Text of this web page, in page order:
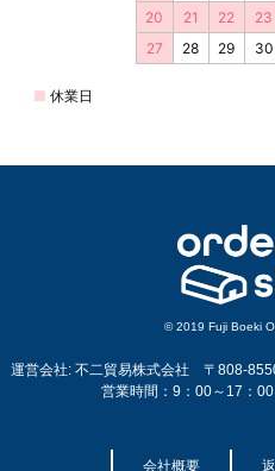
© 2019 Fuji Boeki
運営会社: 不二貿易株式会社 〒808-
営業時間：9：00～17：
会社概要